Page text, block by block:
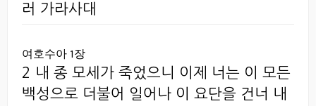
러 가라사대
여호수아 1장
2 내 종 모세가 죽었으니 이제 너는 이 모든
백성으로 더불어 일어나 이 요단을 건너 내